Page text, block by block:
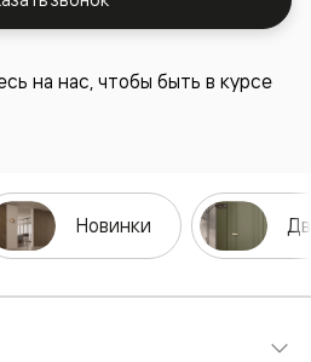
на нас, чтобы быть в курсе
Новинки